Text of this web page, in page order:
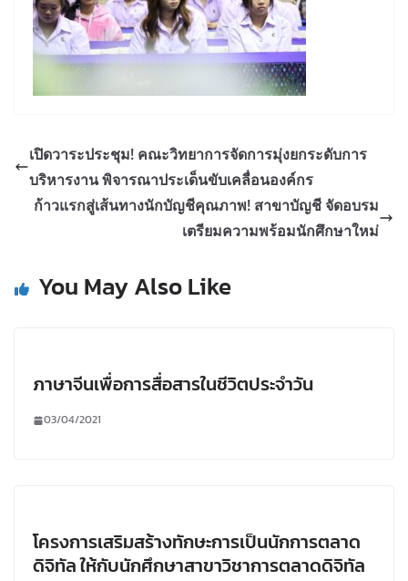
เปิดวาระประชุม! คณะวิทยาการจัดการมุ่งยกระดับการ
บริหารงาน พิจารณาประเด็นขับเคลื่อนองค์กร
ก้าวแรกสู่เส้นทางนักบัญชีคุณภาพ! สาขาบัญชี จัดอบรม
เตรียมความพร้อมนักศึกษาใหม่
You May Also Like
ภาษาจีนเพื่อการสื่อสารในชีวิตประจำวัน
03/04/2021
โครงการเสริมสร้างทักษะการเป็นนักการตลาด
ดิจิทัล ให้กับนักศึกษาสาขาวิชาการตลาดดิจิทัล